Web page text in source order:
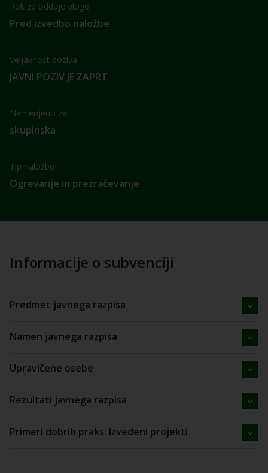
Rok za oddajo vloge
Pred izvedbo naložbe
Veljavnost poziva
JAVNI POZIV JE ZAPRT
Namenjeno za
skupinska
Tip naložbe
Ogrevanje in prezračevanje
Informacije o subvenciji
Predmet javnega razpisa
Namen javnega razpisa
Upravičene osebe
Rezultati javnega razpisa
Primeri dobrih praks: Izvedeni projekti